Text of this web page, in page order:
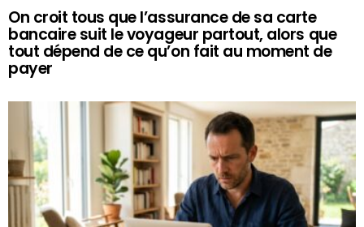
On croit tous que l’assurance de sa carte
bancaire suit le voyageur partout, alors que
tout dépend de ce qu’on fait au moment de
payer